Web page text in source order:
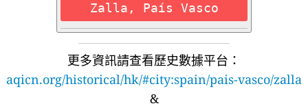
Zalla, País Vasco
更多資訊請查看歷史數據平台：
aqicn.org/historical/hk/#city:spain/pais-vasco/zalla
&